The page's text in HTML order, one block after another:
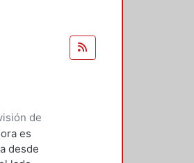
de
;
es
desde